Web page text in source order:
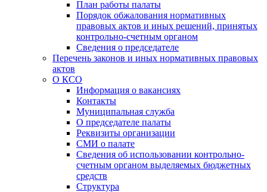
План работы палаты
Порядок обжалования нормативных
правовых актов и иных решений, принятых
контрольно-счетным органом
Сведения о председателе
Перечень законов и иных нормативных правовых
актов
О КСО
Информация о вакансиях
Контакты
Муниципальная служба
О председателе палаты
Реквизиты организации
СМИ о палате
Сведения об использовании контрольно-
счетным органом выделяемых бюджетных
средств
Структура